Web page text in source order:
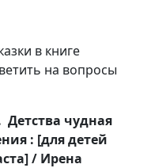
в книге
на вопросы
чудная
: [для детей
/ Ирена